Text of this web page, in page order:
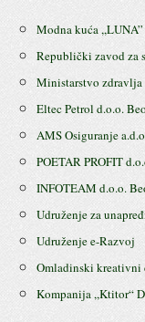
Modna kuća ,,LUNA”
Republički zavod za
Ministarstvo
Eltec Petrol d.o.o.
AMS Osiguranje
POETAR PROFIT
INFOTEAM d.o.o.
Udruženje za
Udruženje e-Razvoj
Omladinski kreativni
Kompanija ,,Ktitor“